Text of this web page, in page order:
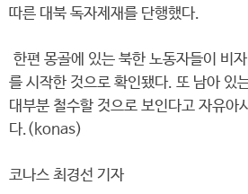
따른 대북 독자제재를 단행했다.
한편 몽골에 있는 북한 노동자들이 비
를 시작한 것으로 확인됐다. 또 남아 있
대부분 철수할 것으로 보인다고 자유
다.(konas)
코나스 최경선 기자